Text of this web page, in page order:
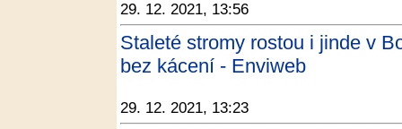
29. 12. 2021, 13:56
Staleté stromy rostou i jinde v
bez kácení - Enviweb
29. 12. 2021, 13:23